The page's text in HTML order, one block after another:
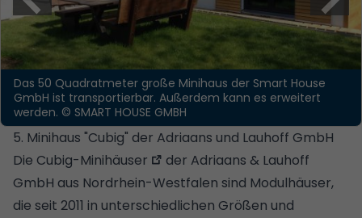
Das 50 Quadratmeter große Minihaus der Smart House
GmbH ist transportierbar. Außerdem kann es erweitert
werden. © SMART HOUSE GMBH
5. Minihaus "Cubig" der Adriaans und Lauhoff GmbH
Die Cubig-Minihäuser
der Adriaans & Lauhoff
GmbH aus Nordrhein-Westfalen sind Modulhäuser,
die seit 2011 in unterschiedlichen Größen und